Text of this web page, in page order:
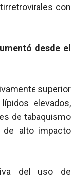
con
desde el
superior
elevados,
de tabaquismo
de alto impacto
del uso de